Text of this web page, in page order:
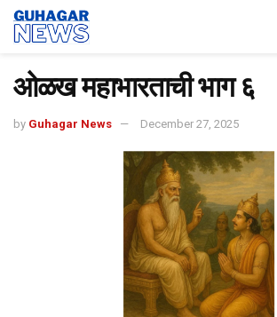
ओळख महाभारताची भाग ६
by Guhagar News December 27, 2025